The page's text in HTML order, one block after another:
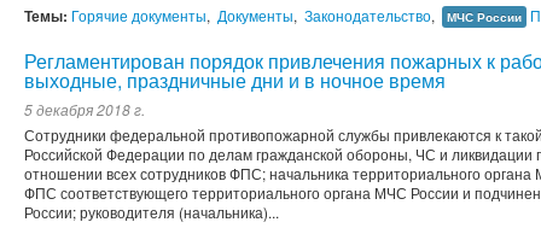
Темы: Горячие документы, Документы, Законодательство, МЧС России
Регламентирован порядок привлечения пожарных к
выходные, праздничные дни и в ночное время
5 декабря 2018 г.
Сотрудники федеральной противопожарной службы привлекаются к
Российской Федерации по делам гражданской обороны, ЧС и ликвидации
отношении всех сотрудников ФПС; начальника территориального
ФПС соответствующего территориального органа МЧС России и
России; руководителя (начальника)...